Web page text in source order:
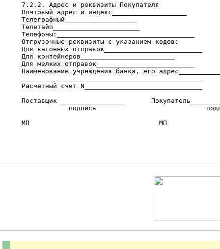
     7.2.2. Адрес и реквизиты Покупателя
     Почтовый адрес и индекс___________________
     Телеграфный__________________
     Телетайп______________________
     Телефоны:___________________________________
     Отгрузочные реквизиты с указанием кодов:
     Для вагонных отправок_________________________
     Для контейнеров________________________
     Для мелких отправок_________________________
Наименование учреждения банка, его
     Расчетный счет N______________________________
Поставщик ________________
подпись
     МП                                 МП